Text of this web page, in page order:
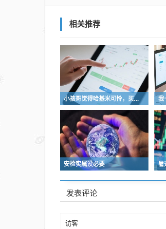
相关推荐
小孩哥觉得哈基米可怜，买了火腿肠喂哈基米，结果哈基米直接叼走他的鹦鹉…
安检实属没必要
发表评论